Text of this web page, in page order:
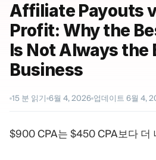
Affiliate Payouts
Profit: Why the
Is Not Always the
Business
15 분 읽기 6월 4, 2026 업데이트 6월 4,
$900 CPA는 $450 CPA보다 더
턴키 솔루션
Forex / CFD
프롭 펌
바
거
트레이딩 플랫폼 백